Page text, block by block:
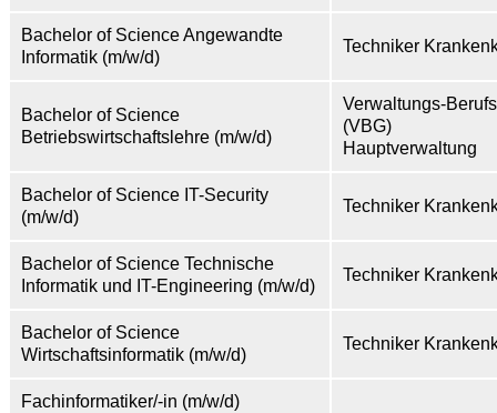
Bachelor of Science Angewandte
Informatik (m/w/d)
Techniker
Bachelor of Science
Betriebswirtschaftslehre (m/w/d)
Verwaltungs-
(VBG)
Hauptverwaltung
Bachelor of Science IT-Security
(m/w/d)
Techniker
Bachelor of Science Technische
Informatik und IT-Engineering (m/w/d)
Techniker
Bachelor of Science
Wirtschaftsinformatik (m/w/d)
Techniker
Fachinformatiker/-in (m/w/d)